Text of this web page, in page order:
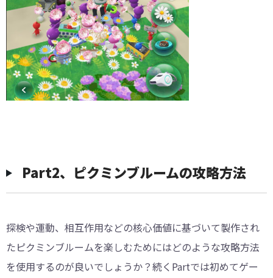
Part2、ピクミンブルームの攻略方法
探検や運動、相互作用などの核心価値に基づいて製作され
たピクミンブルームを楽しむためにはどのような攻略方法
を使用するのが良いでしょうか？続くPartでは初めてゲー